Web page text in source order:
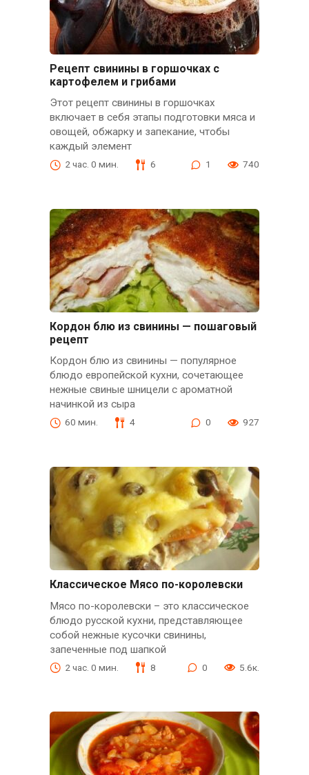
Рецепт свинины в горшочках с
картофелем и грибами
Этот рецепт свинины в горшочках
включает в себя этапы подготовки мяса и
овощей, обжарку и запекание, чтобы
каждый элемент
2 час. 0 мин. 6 1 740
Кордон блю из свинины — пошаговый
рецепт
Кордон блю из свинины — популярное
блюдо европейской кухни, сочетающее
нежные свиные шницели с ароматной
начинкой из сыра
60 мин. 4 0 927
Классическое Мясо по-королевски
Мясо по-королевски – это классическое
блюдо русской кухни, представляющее
собой нежные кусочки свинины,
запеченные под шапкой
2 час. 0 мин. 8 0 5.6к.